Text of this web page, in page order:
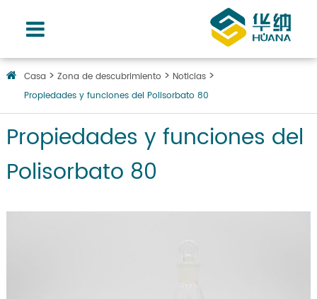
Casa Zona de descubrimiento
Noticias
Propiedades y funciones del Polisorbato 80
Propiedades y funciones del
Polisorbato 80